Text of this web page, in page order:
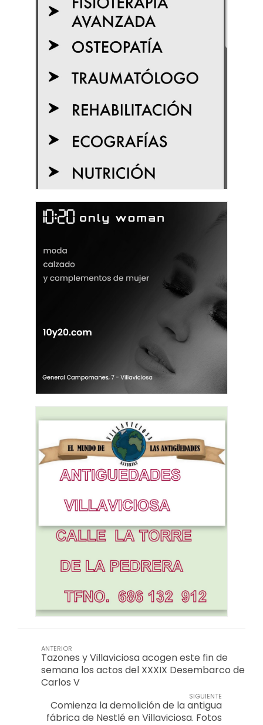
ANTERIOR
Tazones y Villaviciosa acogen este fin de
semana los actos del XXXIX Desembarco de
Carlos V
SIGUIENTE
Comienza la demolición de la antigua
fábrica de Nestlé en Villaviciosa. Fotos